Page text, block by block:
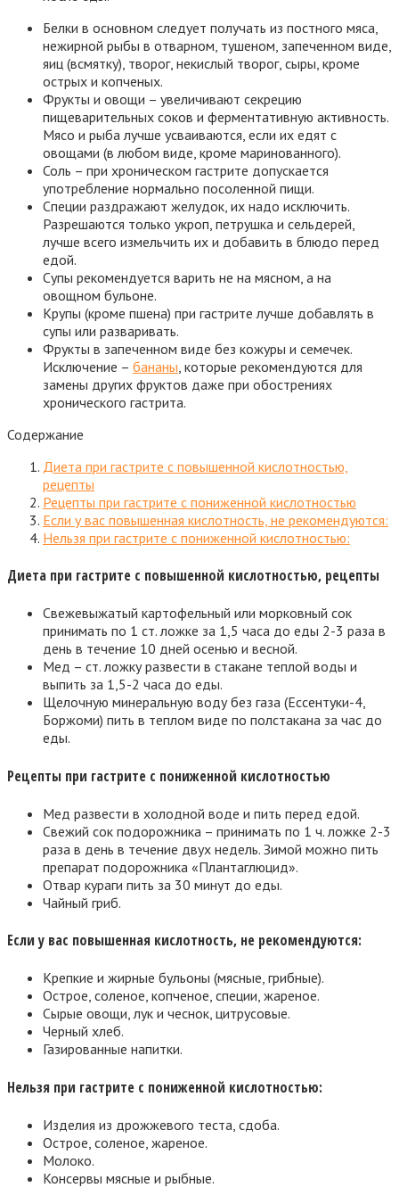
Белки в основном следует получать из постного мяса,
нежирной рыбы в отварном, тушеном, запеченном виде,
яиц (всмятку), творог, некислый творог, сыры, кроме
острых и копченых.
Фрукты и овощи – увеличивают секрецию
пищеварительных соков и ферментативную активность.
Мясо и рыба лучше усваиваются, если их едят с
овощами (в любом виде, кроме маринованного).
Соль – при хроническом гастрите допускается
употребление нормально посоленной пищи.
Специи раздражают желудок, их надо исключить.
Разрешаются только укроп, петрушка и сельдерей,
лучше всего измельчить их и добавить в блюдо перед
едой.
Супы рекомендуется варить не на мясном, а на
овощном бульоне.
Крупы (кроме пшена) при гастрите лучше добавлять в
супы или разваривать.
Фрукты в запеченном виде без кожуры и семечек.
Исключение – бананы , которые рекомендуются для
замены других фруктов даже при обострениях
хронического гастрита.
Содержание
Диета при гастрите с повышенной кислотностью,
рецепты
Рецепты при гастрите с пониженной кислотностью
Если у вас повышенная кислотность, не рекомендуются:
Нельзя при гастрите с пониженной кислотностью:
Диета при гастрите с повышенной кислотностью, рецепты
Свежевыжатый картофельный или морковный сок
принимать по 1 ст. ложке за 1,5 часа до еды 2-3 раза в
день в течение 10 дней осенью и весной.
Мед – ст. ложку развести в стакане теплой воды и
выпить за 1,5-2 часа до еды.
Щелочную минеральную воду без газа (Ессентуки-4,
Боржоми) пить в теплом виде по полстакана за час до
еды.
Рецепты при гастрите с пониженной кислотностью
Мед развести в холодной воде и пить перед едой.
Свежий сок подорожника – принимать по 1 ч. ложке 2-3
раза в день в течение двух недель. Зимой можно пить
препарат подорожника «Плантаглюцид».
Отвар кураги пить за 30 минут до еды.
Чайный гриб.
Если у вас повышенная кислотность, не рекомендуются:
Крепкие и жирные бульоны (мясные, грибные).
Острое, соленое, копченое, специи, жареное.
Сырые овощи, лук и чеснок, цитрусовые.
Черный хлеб.
Газированные напитки.
Нельзя при гастрите с пониженной кислотностью:
Изделия из дрожжевого теста, сдоба.
Острое, соленое, жареное.
Молоко.
Консервы мясные и рыбные.